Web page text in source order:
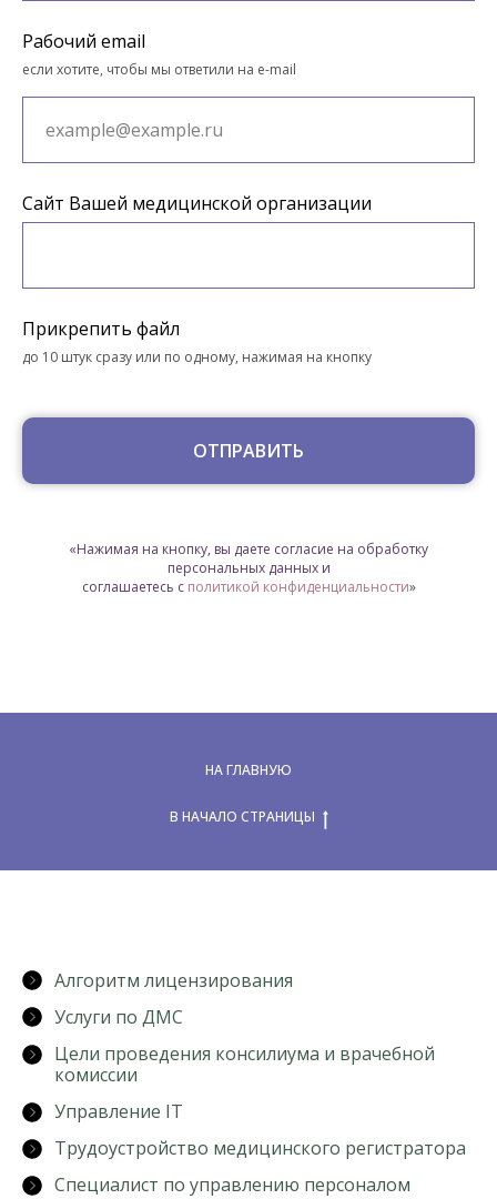
Рабочий email
если хотите, чтобы мы ответили на e-mail
Сайт Вашей медицинской организации
Прикрепить файл
до 10 штук сразу или по одному, нажимая на кнопку
ОТПРАВИТЬ
«Нажимая на кнопку, вы даете согласие на обработку
персональных данных и
соглашаетесь c политикой конфиденциальности»
НА ГЛАВНУЮ
В НАЧАЛО СТРАНИЦЫ
Алгоритм лицензирования
Услуги по ДМС
Цели проведения консилиума и врачебной
комиссии
Управление IT
Трудоустройство медицинского регистратора
Специалист по управлению персоналом